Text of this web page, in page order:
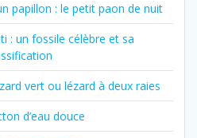
papillon : le petit paon de nuit
: un fossile célèbre et sa
vert ou lézard à deux raies
d’eau douce